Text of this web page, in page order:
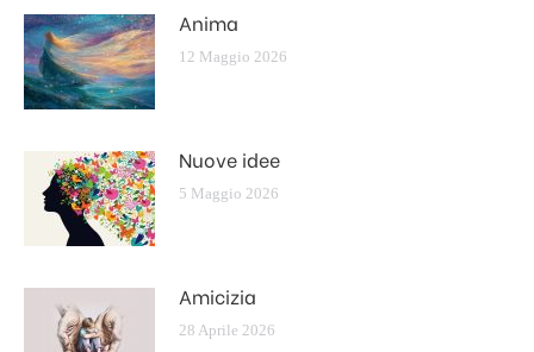
Anima
12 Maggio 2026
Nuove idee
5 Maggio 2026
Amicizia
28 Aprile 2026